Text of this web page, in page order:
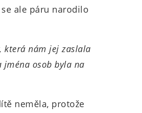
ale páru narodilo
která nám jej zaslala
osob byla na
neměla, protože